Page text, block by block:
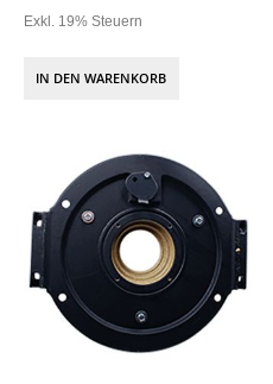
Exkl. 19% Steuern
IN DEN WARENKORB